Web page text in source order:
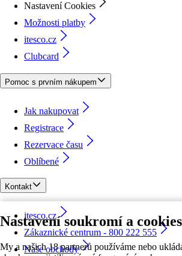
Nastavení soukromí a cookies
My a našich 18 partnerů používáme nebo
Nastavení Cookies
Možnosti platby
itesco.cz
Clubcard
Pomoc s prvním nákupem
Jak nakupovat
Registrace
Rezervace času
Oblíbené
Kontakt
itesco.cz
Zákaznické centrum - 800 222 555
Naše obchody